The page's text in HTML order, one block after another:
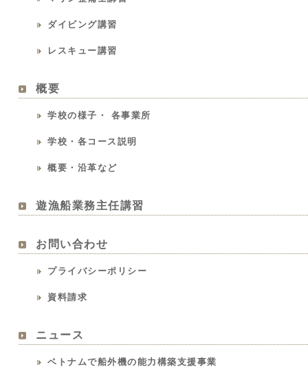
ダイビング講習
レスキュー講習
概要
学校の様子・ 各事業所
学校・各コース説明
概要・沿革など
遊漁船業務主任講習
お問い合わせ
プライバシーポリシー
資料請求
ニュース
ベトナムで船外機の能力構築支援事業